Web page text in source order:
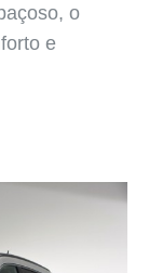
o
e